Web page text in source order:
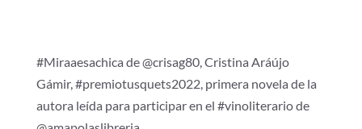
#Miraaesachica de @crisag80, Cristina Aráújo
Gámir, #premiotusquets2022, primera novela de la
autora leída para participar en el #vinoliterario de